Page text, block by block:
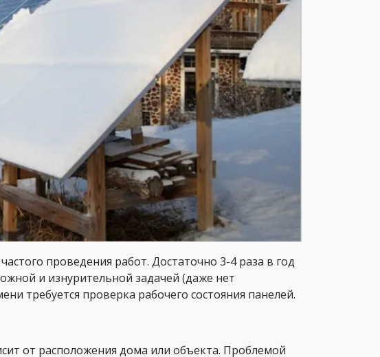
проведения работ. Достаточно 3-4 раза в год
и изнурительной задачей (даже нет
требуется проверка рабочего состояния панелей.
от расположения дома или объекта. Проблемой